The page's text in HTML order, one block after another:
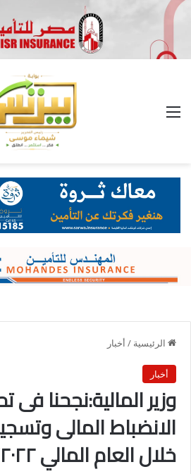
الرئيسية / أخبار
أخبار
وزير المالية:نجحنا فى
الانضباط المالى
خلال العام المالي ٢٠٢٢/ ٢٠٢٣